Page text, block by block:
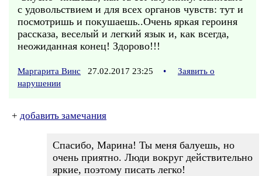
с удовольствием и для всех органов чувств: тут и
посмотришь и покушаешь..Очень яркая героиня
рассказа, веселый и легкий язык и, как всегда,
неожиданная конец! Здорово!!!
Маргарита Винс 27.02.2017 23:25 •
Заявить о
нарушении
+ добавить замечания
Спасибо, Марина! Ты меня балуешь, но
очень приятно. Люди вокруг действительно
яркие, поэтому писать легко!